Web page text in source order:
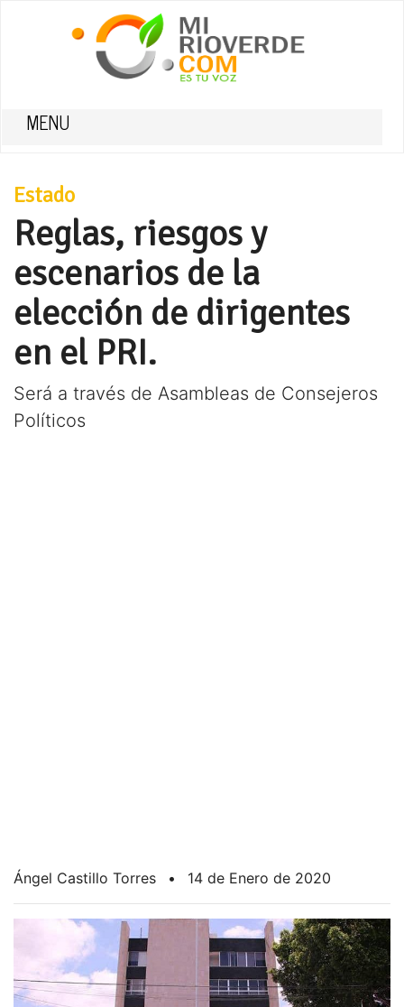
MENU
Estado
Reglas, riesgos y
escenarios de la
elección de dirigentes
en el PRI.
Será a través de Asambleas de Consejeros
Políticos
Ángel Castillo Torres • 14 de Enero de 2020